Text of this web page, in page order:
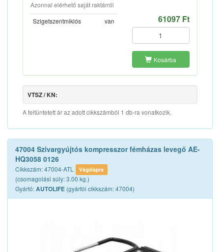
Azonnal elérhető saját raktárról
Szigetszentmiklós
van 61097 Ft
Kosárba
VTSZ / KN:
A feltüntetett ár az adott cikkszámból 1 db-ra vonatkozik.
47004 Szivargyújtós kompresszor fémházas levegő AE-
HQ3058 0126
Cikkszám: 47004-ATL Vágólapra
(csomagolási súly: 3.00 kg.)
Gyártó:AUTOLIFE (gyártói cikkszám: 47004)